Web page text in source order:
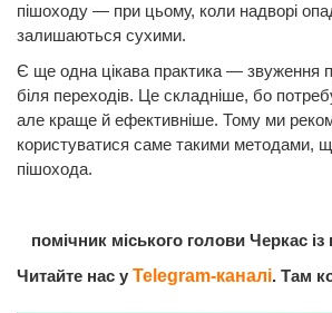
пішоходу — при цьому, коли надворі
залишаються сухими.
Є ще одна цікава практика — звуження
біля переходів. Це складніше, бо
але краще й ефективніше. Тому ми
користуватися саме такими методами,
пішохода.
помічник міського голови Черкас
Читайте нас у Telegram-каналі. Там